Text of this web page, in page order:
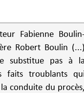
Fabienne
Robert Boulin
substitue pas à
faits troublants
conduite du